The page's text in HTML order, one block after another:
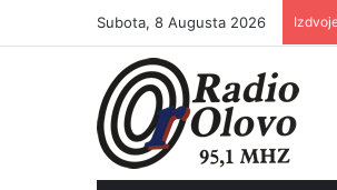
Subota, 8 Augusta 2026